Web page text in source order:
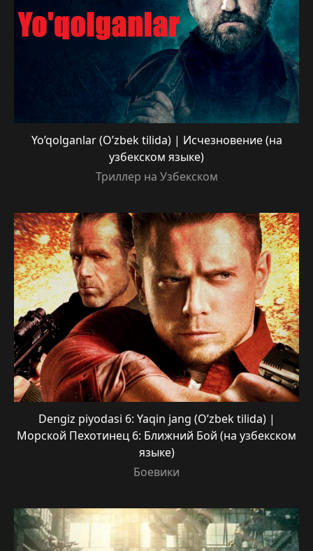
Yo’qolganlar (O’zbek tilida) | Исчезновение (на
узбекском языке)
Триллер на Узбекском
Dengiz piyodasi 6: Yaqin jang (O’zbek tilida) |
Морской Пехотинец 6: Ближний Бой (на узбекском
языке)
Боевики